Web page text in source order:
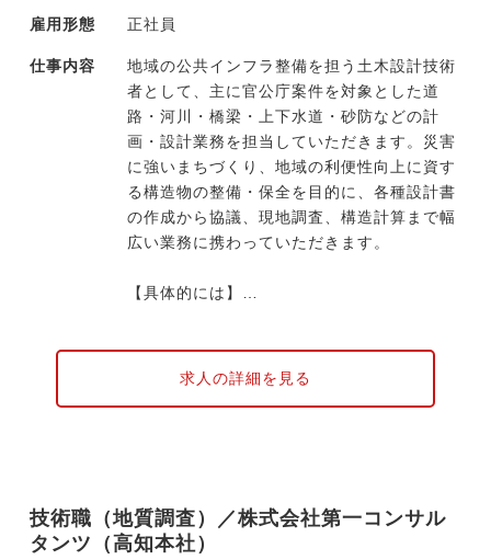
雇用形態 正社員
仕事内容
地域の公共インフラ整備を担う土木設計技術
者として、主に官公庁案件を対象とした道
路・河川・橋梁・上下水道・砂防などの計
画・設計業務を担当していただきます。災害
に強いまちづくり、地域の利便性向上に資す
る構造物の整備・保全を目的に、各種設計書
の作成から協議、現地調査、構造計算まで幅
広い業務に携わっていただきます。
【具体的には】
・新設、耐震補強、点検、補修、維持管理計
現在、案件のほとんどは高知県内（〜四国
求人の詳細を見る
技術職（地質調査）／株式会社第一コンサル
タンツ（高知本社）